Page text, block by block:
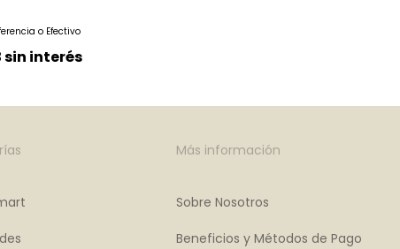
sin interés
Más información
Sobre Nosotros
Beneficios y Métodos de Pago